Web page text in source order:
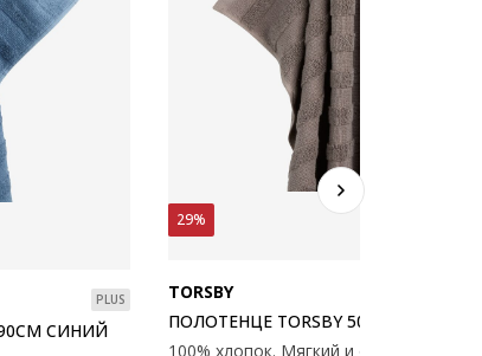
PLUS
СИНИЙ
29%
TORSBY
ПОЛОТЕНЦЕ TORSBY 50X90СМ СЕРЫЙ